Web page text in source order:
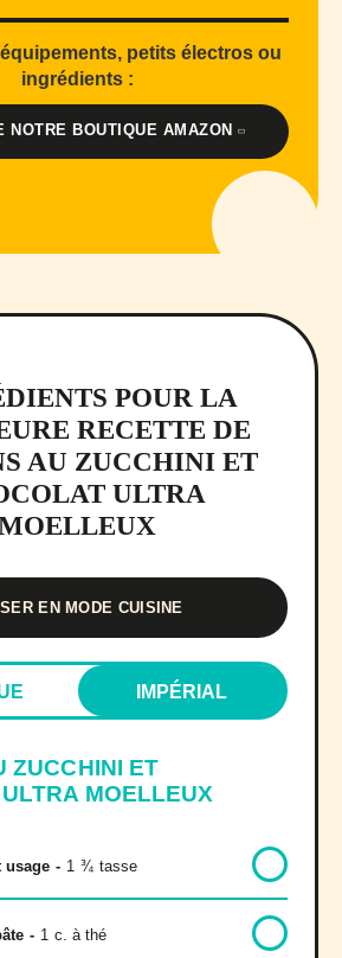
petits électros ou
ingrédients :
NOTRE BOUTIQUE AMAZON
POUR LA
RECETTE DE
AU ZUCCHINI ET
ULTRA
EN MODE CUISINE
IMPÉRIAL
ZUCCHINI ET
MOELLEUX
usage - 1 ¾ tasse
- 1 c. à thé